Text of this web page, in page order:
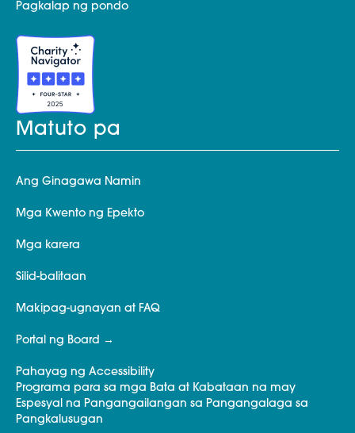
Pagkalap ng pondo
Matuto pa
Ang Ginagawa Namin
Mga Kwento ng Epekto
Mga karera
Silid-balitaan
Makipag-ugnayan at FAQ
Portal ng Board
Pahayag ng Accessibility
Programa para sa mga Bata at Kabataan na may
Espesyal na Pangangailangan sa Pangangalaga sa
Pangkalusugan